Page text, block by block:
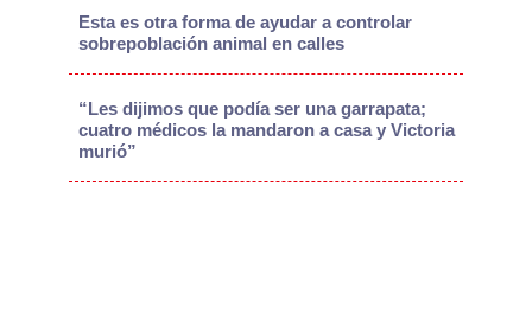
Esta es otra forma de ayudar a controlar
sobrepoblación animal en calles
“Les dijimos que podía ser una garrapata;
cuatro médicos la mandaron a casa y Victoria
murió”